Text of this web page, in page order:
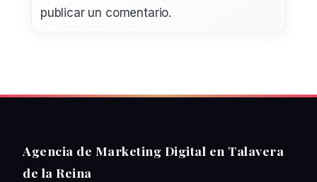
publicar un comentario.
Agencia de Marketing Digital en Talavera
de la Reina